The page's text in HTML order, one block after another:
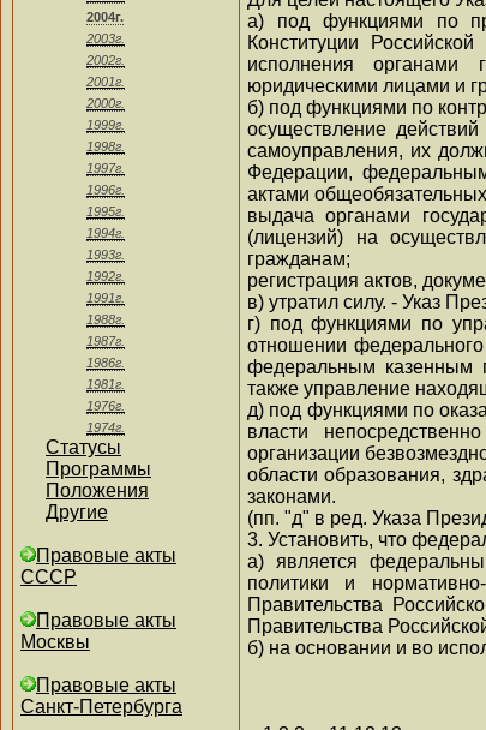
2004г.
2003г.
2002г.
2001г.
2000г.
1999г.
1998г.
1997г.
1996г.
1995г.
1994г.
1993г.
1992г.
1991г.
1988г.
1987г.
1986г.
1981г.
1976г.
1974г.
Статусы
Программы
Положения
Другие
Правовые акты
СССР
Правовые акты
Москвы
Правовые акты
Санкт-Петербурга
а) под функциями по
Конституции
исполнения органами
юридическими лицами и
б) под функциями по
осуществление
самоуправления, их
Федерации,
актами
выдача органами
(лицензий) на
гражданам;
регистрация актов,
в) утратил силу. - Указ
г) под функциями по
отношении
федеральным казенным
также управление
д) под функциями по
власти
организации
области образования,
законами.
(пп. "д" в ред. Указа
3. Установить, что
а) является
политики и
Правительства
Правительства
б) на основании и во